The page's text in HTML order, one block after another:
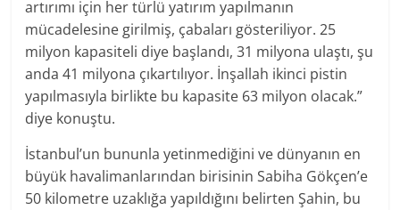
artırımı için her türlü yatırım yapılmanın
mücadelesine girilmiş, çabaları gösteriliyor. 25
milyon kapasiteli diye başlandı, 31 milyona ulaştı, şu
anda 41 milyona çıkartılıyor. İnşallah ikinci pistin
yapılmasıyla birlikte bu kapasite 63 milyon olacak.”
diye konuştu.
İstanbul’un bununla yetinmediğini ve dünyanın en
büyük havalimanlarından birisinin Sabiha Gökçen’e
50 kilometre uzaklığa yapıldığını belirten Şahin, bu